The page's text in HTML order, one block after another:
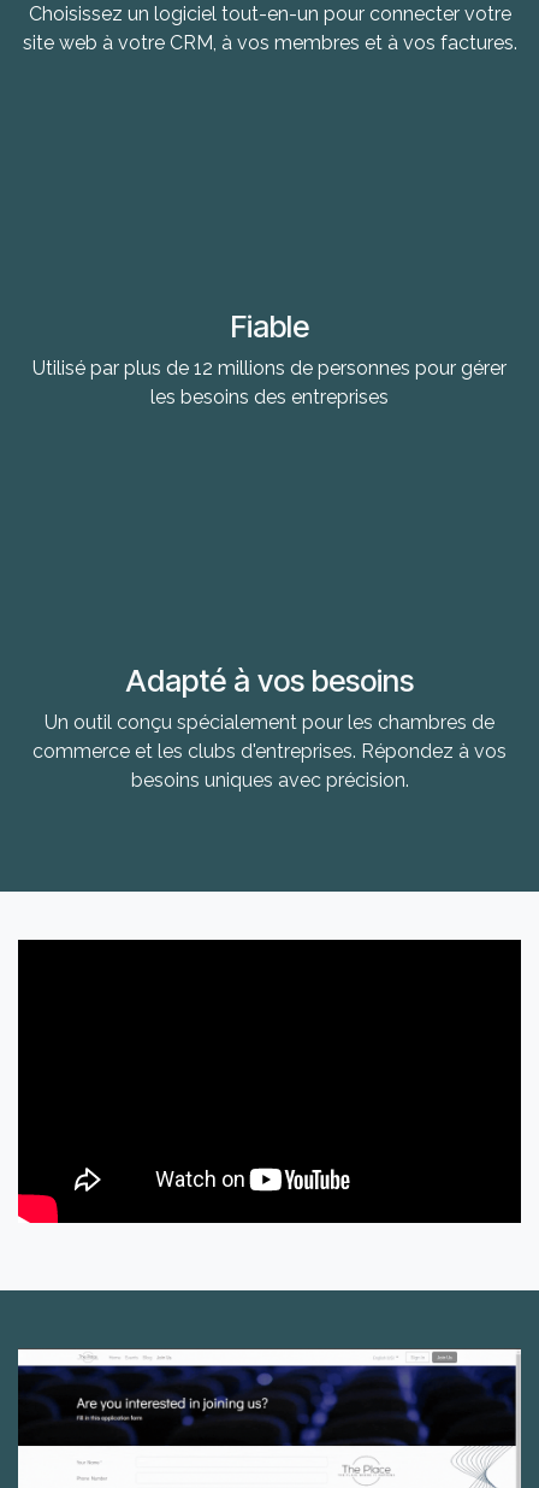
Choisissez un logiciel tout-en-un pour connecter votre
site web à votre CRM, à vos membres et à vos factures.
Fiable
Utilisé par plus de 12 millions de personnes pour gérer
les besoins des entreprises
Adapté à vos besoins
Un outil conçu spécialement pour les chambres de
commerce et les clubs d'entreprises. Répondez à vos
besoins uniques avec précision.